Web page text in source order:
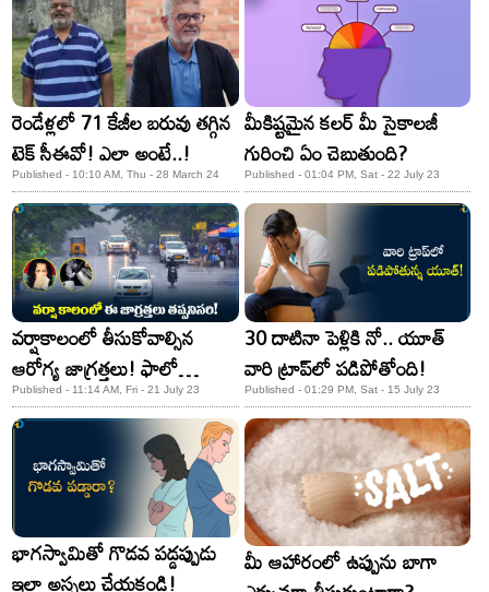
రెండేళ్లలో 71 కేజీల బరువు తగ్గిన
టెక్ సీఈవో! ఎలా అంటే..!
Published - 10:10 AM, Thu - 28 March 24
మీకిష్టమైన కలర్‌ మీ సైకాలజీ
గురించి ఏం చెబుతుంది?
Published - 01:04 PM, Sat - 22 July 23
వర్షాకాలంలో తీసుకోవాల్సిన
ఆరోగ్య జాగ్రత్తలు! ఫాలో
అయిపోండి..
Published - 11:14 AM, Fri - 21 July 23
30 దాటినా పెళ్లికి నో.. యూత్‌
వారి ట్రాప్‌లో పడిపోతోంది!
Published - 01:29 PM, Sat - 15 July 23
భాగస్వామితో గొడవ పడ్డప్పుడు
ఇలా అస్సలు చేయకండి!
మీ ఆహారంలో ఉప్పును బాగా